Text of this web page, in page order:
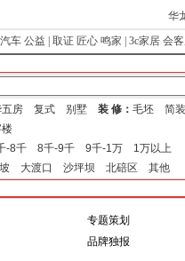
华
汽车 公益 取证 匠心 鸣家 3c家居 会
五房 复式 别墅 装 修： 毛坯 简
8千 8千-9千 9千-1万 1万以上
大渡口 沙坪坝 北碚区 其他
专题策划
品牌独报